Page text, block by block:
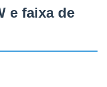
e faixa de